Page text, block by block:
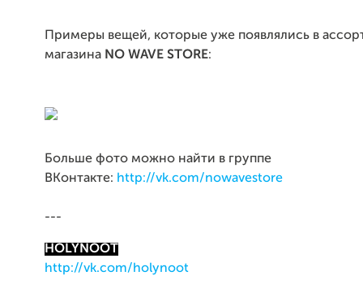
Примеры вещей, которые уже появлялись в
магазина NO WAVE STORE:
Больше фото можно найти в группе
ВКонтакте: http://vk.com/nowavestore
---
HOLYNOOT
http://vk.com/holynoot